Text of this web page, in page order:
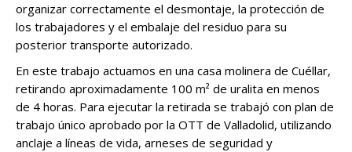
organizar correctamente el desmontaje, la protección de
los trabajadores y el embalaje del residuo para su
posterior transporte autorizado.
En este trabajo actuamos en una casa molinera de Cuéllar,
retirando aproximadamente 100 m² de uralita en menos
de 4 horas. Para ejecutar la retirada se trabajó con plan de
trabajo único aprobado por la OTT de Valladolid, utilizando
anclaje a líneas de vida, arneses de seguridad y